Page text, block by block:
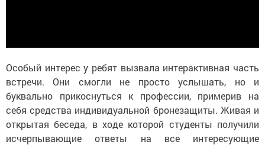
Особый интерес у ребят вызвала интерактивная часть
встречи. Они смогли не просто услышать, но и
буквально прикоснуться к профессии, примерив на
себя средства индивидуальной бронезащиты. Живая и
открытая беседа, в ходе которой студенты получили
исчерпывающие ответы на все интересующие